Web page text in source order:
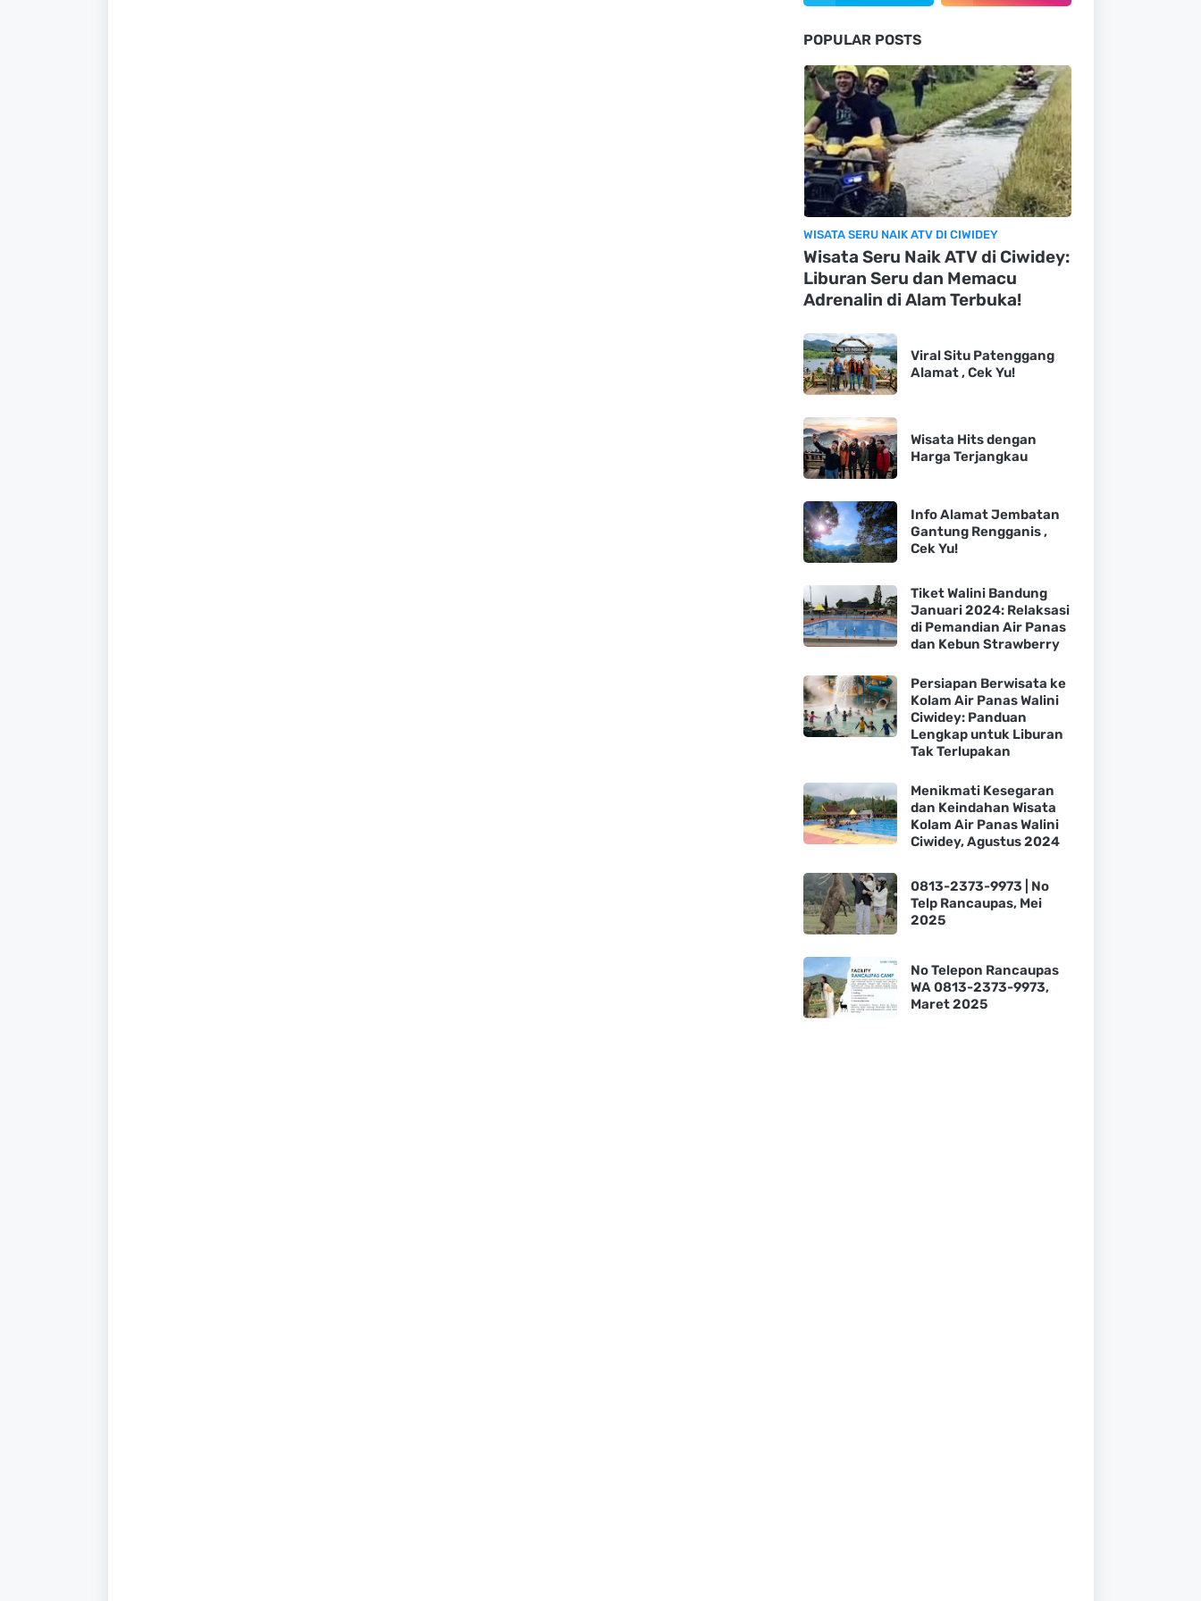
POPULAR POSTS
WISATA SERU NAIK ATV DI CIWIDEY
Wisata Seru Naik ATV di Ciwidey:
Liburan Seru dan Memacu
Adrenalin di Alam Terbuka!
Viral Situ Patenggang
Alamat , Cek Yu!
Wisata Hits dengan
Harga Terjangkau
Info Alamat Jembatan
Gantung Rengganis ,
Cek Yu!
Tiket Walini Bandung
Januari 2024: Relaksasi
di Pemandian Air Panas
dan Kebun Strawberry
Persiapan Berwisata ke
Kolam Air Panas Walini
Ciwidey: Panduan
Lengkap untuk Liburan
Tak Terlupakan
Menikmati Kesegaran
dan Keindahan Wisata
Kolam Air Panas Walini
Ciwidey, Agustus 2024
0813-2373-9973 | No
Telp Rancaupas, Mei
2025
No Telepon Rancaupas
WA 0813-2373-9973,
Maret 2025